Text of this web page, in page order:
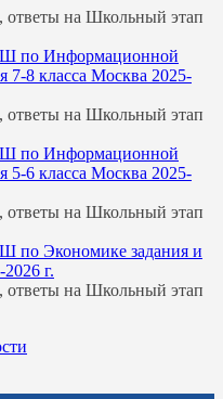
ответы на Школьный этап
по Информационной
7-8 класса Москва 2025-
ответы на Школьный этап
по Информационной
5-6 класса Москва 2025-
ответы на Школьный этап
по Экономике задания и
г.
ответы на Школьный этап